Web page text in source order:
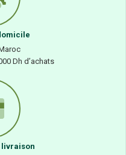
Dh d’achats
livraison